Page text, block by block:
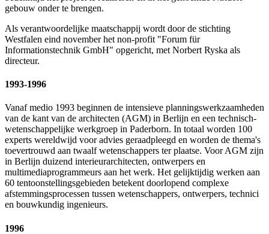
gebouw onder te brengen.
Als verantwoordelijke maatschappij wordt door de stichting
Westfalen eind november het non-profit "Forum für
Informationstechnik GmbH" opgericht, met Norbert Ryska als
directeur.
1993-1996
Vanaf medio 1993 beginnen de intensieve planningswerkzaamheden
van de kant van de architecten (AGM) in Berlijn en een technisch-
wetenschappelijke werkgroep in Paderborn. In totaal worden 100
experts wereldwijd voor advies geraadpleegd en worden de thema's
toevertrouwd aan twaalf wetenschappers ter plaatse. Voor AGM zijn
in Berlijn duizend interieurarchitecten, ontwerpers en
multimediaprogrammeurs aan het werk. Het gelijktijdig werken aan
60 tentoonstellingsgebieden betekent doorlopend complexe
afstemmingsprocessen tussen wetenschappers, ontwerpers, technici
en bouwkundig ingenieurs.
1996